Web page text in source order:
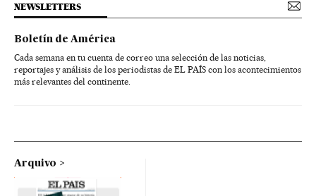
NEWSLETTERS
Boletín de América
Cada semana en tu cuenta de correo una selección de las noticias,
reportajes y análisis de los periodistas de EL PAÍS con los acontecimientos
más relevantes del continente.
Arquivo